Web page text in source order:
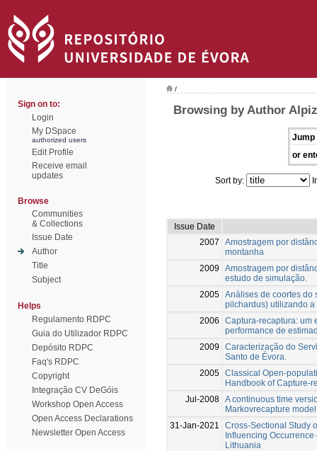
Sign on to:
Login
My DSpace
authorized users
Edit Profile
Receive email
updates
Browse
Communities
& Collections
Issue Date
Author
Title
Subject
Helps
Regulamento RDPC
Guia do Utilizador RDPC
Depósito RDPC
Faq's RDPC
Copyright
Integração CV DeGóis
Workshop Open Access
Open Access Declarations
Newsletter Open Access
/
Browsing by Author
Jump
or
Sort by:
Issue Date
2007
Amostragem por
montanha
2009
Amostragem por
estudo de simulação.
2005 Análises de coortes do
pilchardus) utilizando
2006
Captura-recaptura: um
performance de
2009
Caracterização do
Santo de Évora.
2005 Classical Open-
Handbook of Capture-
Jul-2008 A continuous time
Markovrecapture
31-Jan-2021
Cross-Sectional Study
Influencing
Lithuania